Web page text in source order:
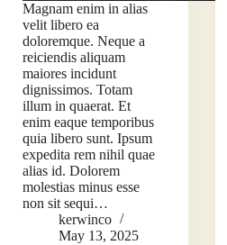
Magnam enim in alias
velit libero ea
doloremque. Neque a
reiciendis aliquam
maiores incidunt
dignissimos. Totam
illum in quaerat. Et
enim eaque temporibus
quia libero sunt. Ipsum
expedita rem nihil quae
alias id. Dolorem
molestias minus esse
non sit sequi…
kerwinco
May 13, 2025